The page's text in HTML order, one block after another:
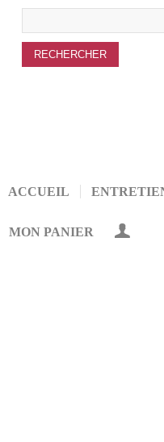
ACCUEIL
MON PANIER